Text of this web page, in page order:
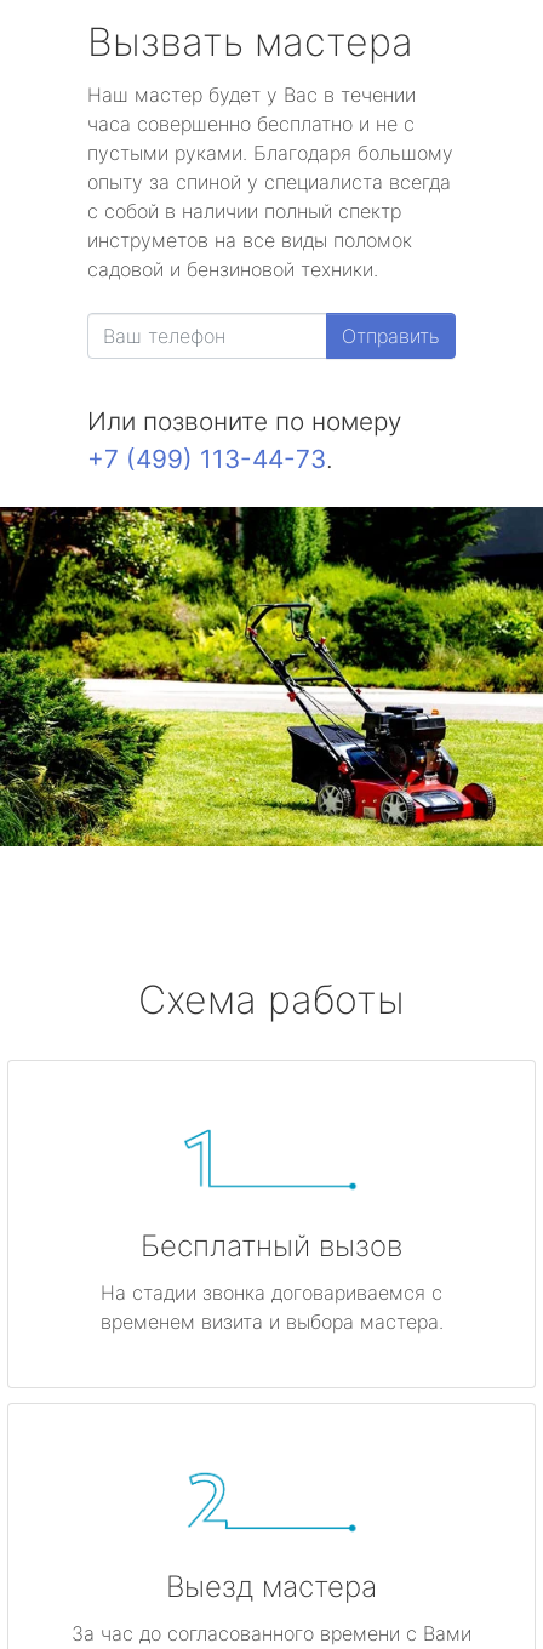
Вызвать мастера
Наш мастер будет у Вас в течении
часа совершенно бесплатно и не с
пустыми руками. Благодаря большому
опыту за спиной у специалиста всегда
с собой в наличии полный спектр
инструметов на все виды поломок
садовой и бензиновой техники.
Отправить
Или позвоните по номеру
+7 (499) 113-44-73.
Схема работы
Бесплатный вызов
На стадии звонка договариваемся с
временем визита и выбора мастера.
Выезд мастера
За час до согласованного времени с Вами